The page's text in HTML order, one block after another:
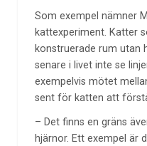
Som exempel nämner
kattexperiment. Katter
konstruerade rum utan
senare i livet inte se
exempelvis mötet
sent för katten att
– Det finns en gräns
hjärnor. Ett exempel är